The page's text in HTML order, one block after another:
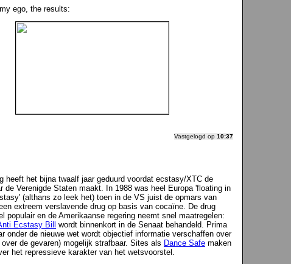
ego, the results:
Vastgelogd op 10:37
heeft het bijna twaalf jaar geduurd voordat ecstasy/XTC de
de Verenigde Staten maakt. In 1988 was heel Europa 'floating in
(althans zo leek het) toen in de VS juist de opmars van
extreem verslavende drug op basis van cocaïne. De drug
populair en de Amerikaanse regering neemt snel maatregelen:
Ecstasy Bill
wordt binnenkort in de Senaat behandeld. Prima
onder de nieuwe wet wordt objectief informatie verschaffen over
de gevaren) mogelijk strafbaar. Sites als Dance Safe maken
het repressieve karakter van het wetsvoorstel.